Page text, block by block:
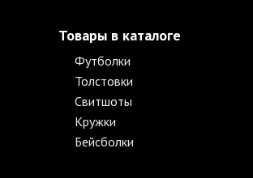
Товары в каталоге
Футболки
Толстовки
Свитшоты
Кружки
Бейсболки